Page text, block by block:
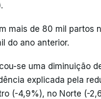
mais de 80 mil partos
do ano anterior.
se uma diminuição
explicada pela
(-4,9%), no Norte (-